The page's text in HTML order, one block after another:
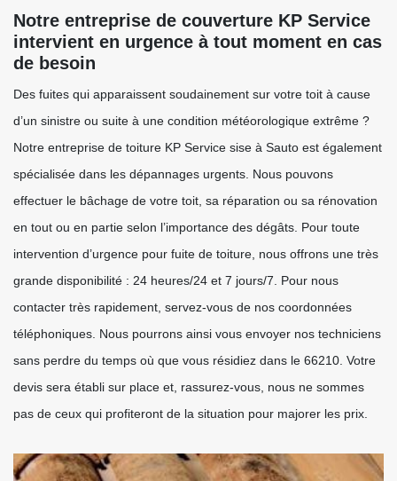
Notre entreprise de couverture KP Service
intervient en urgence à tout moment en cas
de besoin
Des fuites qui apparaissent soudainement sur votre toit à cause
d’un sinistre ou suite à une condition météorologique extrême ?
Notre entreprise de toiture KP Service sise à Sauto est également
spécialisée dans les dépannages urgents. Nous pouvons
effectuer le bâchage de votre toit, sa réparation ou sa rénovation
en tout ou en partie selon l’importance des dégâts. Pour toute
intervention d’urgence pour fuite de toiture, nous offrons une très
grande disponibilité : 24 heures/24 et 7 jours/7. Pour nous
contacter très rapidement, servez-vous de nos coordonnées
téléphoniques. Nous pourrons ainsi vous envoyer nos techniciens
sans perdre du temps où que vous résidiez dans le 66210. Votre
devis sera établi sur place et, rassurez-vous, nous ne sommes
pas de ceux qui profiteront de la situation pour majorer les prix.